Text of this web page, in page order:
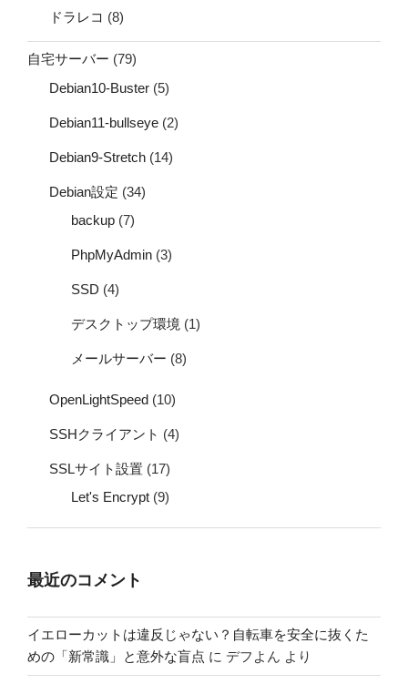
ドラレコ (8)
自宅サーバー (79)
Debian10-Buster (5)
Debian11-bullseye (2)
Debian9-Stretch (14)
Debian設定 (34)
backup (7)
PhpMyAdmin (3)
SSD (4)
デスクトップ環境 (1)
メールサーバー (8)
OpenLightSpeed (10)
SSHクライアント (4)
SSLサイト設置 (17)
Let's Encrypt (9)
最近のコメント
イエローカットは違反じゃない？自転車を安全に抜くた
めの「新常識」と意外な盲点 に デフよん より